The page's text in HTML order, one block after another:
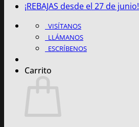
¡REBAJAS desde el 27 de junio!
VISÍTANOS
LLÁMANOS
ESCRÍBENOS
Carrito